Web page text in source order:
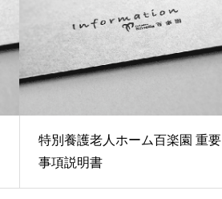
特別養護老人ホーム百楽園 重要
事項説明書